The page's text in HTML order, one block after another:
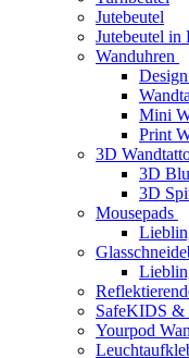
Jutebeutel
Jutebeutel in
Wanduhren
Mini
Print
3D
3D
3D
Mousepads
SafeKIDS &
Yourpod